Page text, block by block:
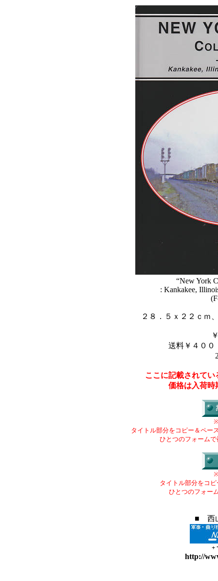
“New York
: Kankakee,
２８．５ｘ２２ｃｍ
送料￥４００
ここに記載されて
価格は入荷時
タイトル部分をコピー＆ペー
ひとつのフォーム
タイトル部分をコ
ひとつのフォー
■ 西
+
http://